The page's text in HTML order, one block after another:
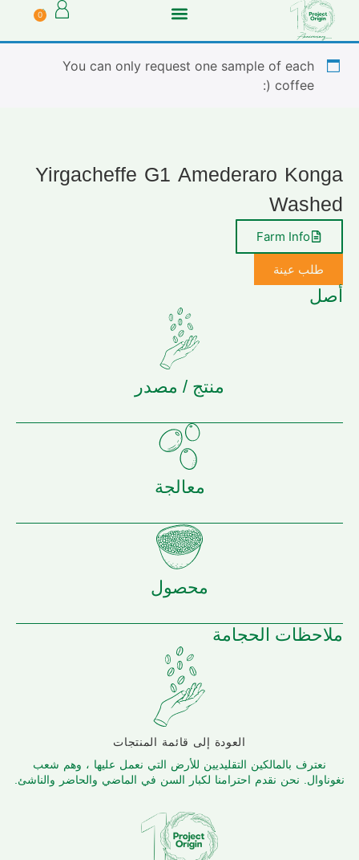
0
You can only request one sample of each
coffee (:
Yirgacheffe G1 Amederaro Konga
Washed
Farm Info
طلب عينة
أصل
منتج / مصدر
معالجة
محصول
ملاحظات الحجامة
العودة إلى قائمة المنتجات
نعترف بالمالكين التقليديين للأرض التي نعمل عليها ، وهم شعب
نغوناوال. نحن نقدم احترامنا لكبار السن في الماضي والحاضر والناشئ.